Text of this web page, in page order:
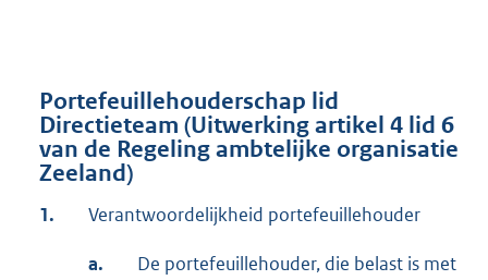
Portefeuillehouderschap lid
Directieteam (Uitwerking artikel 4 lid 6
van de Regeling ambtelijke organisatie
Zeeland)
1. Verantwoordelijkheid portefeuillehouder
a.
De portefeuillehouder, die belast is met